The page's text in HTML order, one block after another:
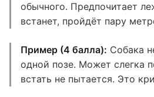
обычного. Предпочитает
встанет, пройдёт пару
Пример (4 балла): Собака
одной позе. Может слегка
встать не пытается. Это